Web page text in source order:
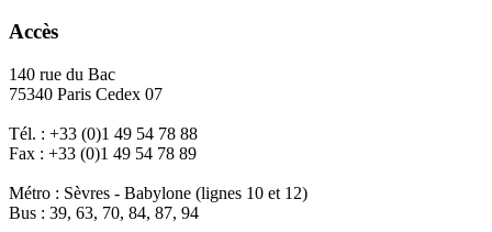
Accès
140 rue du Bac
75340 Paris Cedex 07
Tél. : +33 (0)1 49 54 78 88
Fax : +33 (0)1 49 54 78 89
Métro : Sèvres - Babylone (lignes 10 et 12)
Bus : 39, 63, 70, 84, 87, 94